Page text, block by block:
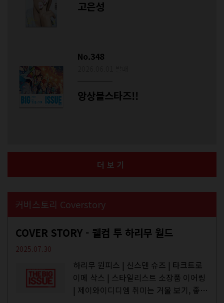
고은성
No.348
앙상블스타즈!!
더보기
커버스토리 Coverstory
COVER STORY - 웰컴 투 하리무 월드
2025.07.30
하리무 원피스 | 신스덴 슈즈 | 타크트로
이메 삭스 | 스타일리스트 소장품 이어링
| 제이와이디디엠 취미는 거울 보기, 좋아